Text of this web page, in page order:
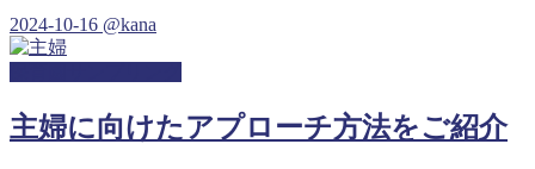
2024-10-16 @kana
主婦に向けたアプローチ方法をご紹介